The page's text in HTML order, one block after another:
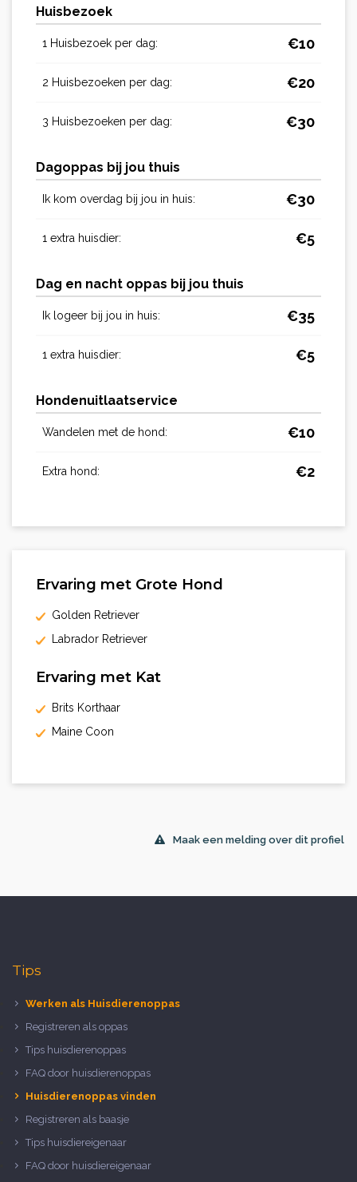
Huisbezoek
1 Huisbezoek per dag: €10
2 Huisbezoeken per dag: €20
3 Huisbezoeken per dag: €30
Dagoppas bij jou thuis
Ik kom overdag bij jou in huis: €30
1 extra huisdier: €5
Dag en nacht oppas bij jou thuis
Ik logeer bij jou in huis: €35
1 extra huisdier: €5
Hondenuitlaatservice
Wandelen met de hond: €10
Extra hond: €2
Ervaring met Grote Hond
Golden Retriever
Labrador Retriever
Ervaring met Kat
Brits Korthaar
Maine Coon
Maak een melding over dit profiel
Tips
Werken als Huisdierenoppas
Registreren als oppas
Tips huisdierenoppas
FAQ door huisdierenoppas
Huisdierenoppas vinden
Registreren als baasje
Tips huisdiereigenaar
FAQ door huisdiereigenaar